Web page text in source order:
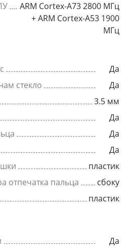
ARM Cortex-A73 2800 МГц
+ ARM Cortex-A53 1900
МГц
Да
стекло
Да
3.5 мм
Да
Да
Да
пластик
отпечатка пальца
сбоку
пластик
Да